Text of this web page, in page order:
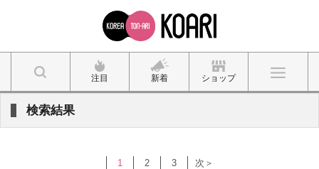
注目 新着 ショップ
検索結果
1 2 3 次＞